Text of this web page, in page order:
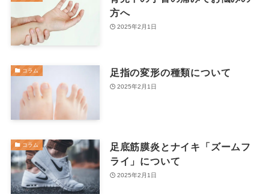
方へ
2025年2月1日
コラム 足指の変形の種類について
2025年2月1日
コラム
足底筋膜炎とナイキ「ズームフ
ライ」について
2025年2月1日